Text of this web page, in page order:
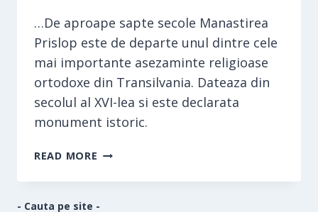
…De aproape sapte secole Manastirea
Prislop este de departe unul dintre cele
mai importante asezaminte religioase
ortodoxe din Transilvania. Dateaza din
secolul al XVI-lea si este declarata
monument istoric.
READ MORE MANASTIREA
- Cauta pe site -